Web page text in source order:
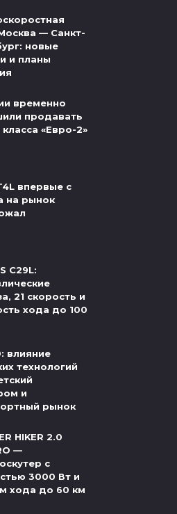
— Санкт-
новые
и планы
временно
продавать
класса «Евро-2»
впервые с
на рынок
C29L:
21 скорость и
хода до 100
влияние
технологий
и
рынок
HIKER 2.0
—
с
3000 Вт и
хода до 60 км